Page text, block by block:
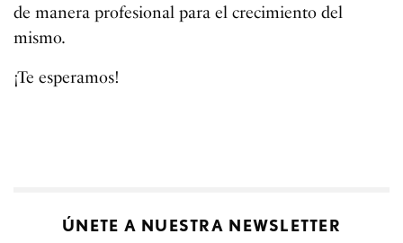
de manera profesional para el crecimiento del
mismo.
¡Te esperamos!
ÚNETE A NUESTRA NEWSLETTER